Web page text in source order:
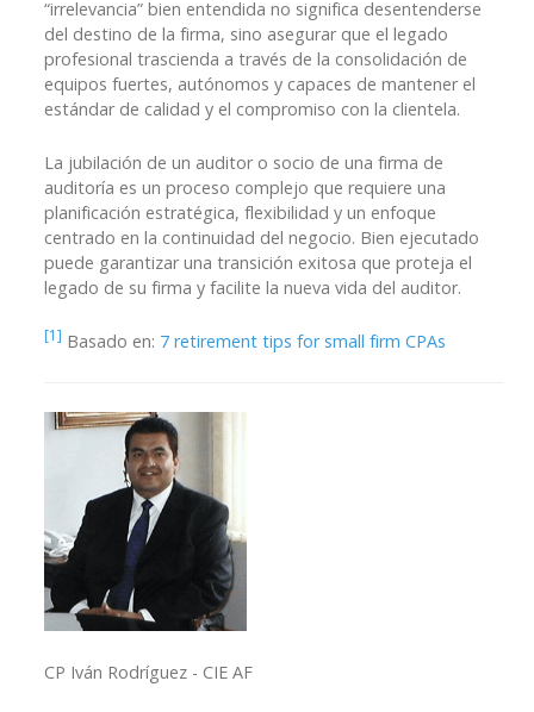
“irrelevancia” bien entendida no significa desentenderse
del destino de la firma, sino asegurar que el legado
profesional trascienda a través de la consolidación de
equipos fuertes, autónomos y capaces de mantener el
estándar de calidad y el compromiso con la clientela.
La jubilación de un auditor o socio de una firma de
auditoría es un proceso complejo que requiere una
planificación estratégica, flexibilidad y un enfoque
centrado en la continuidad del negocio. Bien ejecutado
puede garantizar una transición exitosa que proteja el
legado de su firma y facilite la nueva vida del auditor.
[1] Basado en: 7 retirement tips for small firm CPAs
CP Iván Rodríguez - CIE AF